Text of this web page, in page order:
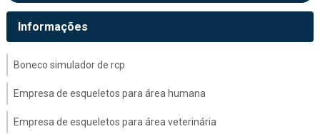
Informações
Boneco simulador de rcp
Empresa de esqueletos para área humana
Empresa de esqueletos para área veterinária